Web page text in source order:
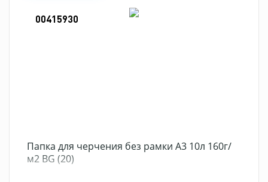
00415930
Папка для черчения без рамки А3 10л 160г/
м2 BG (20)